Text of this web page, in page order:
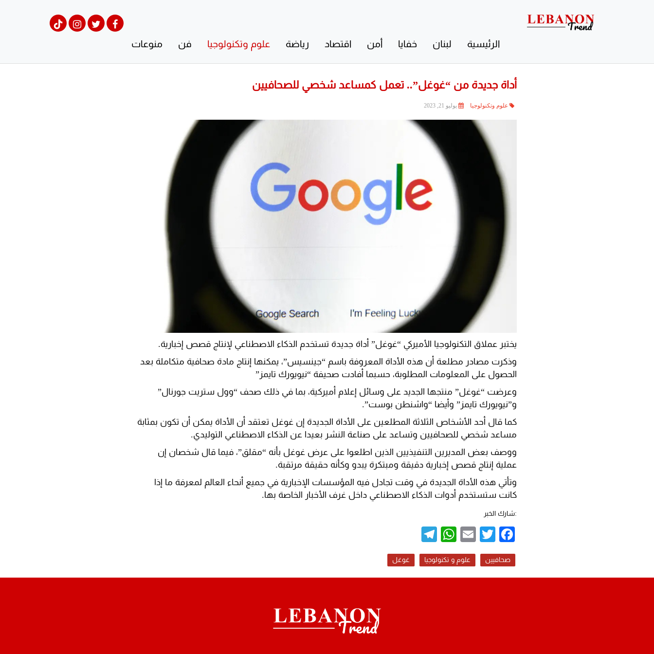
الرئيسية لبنان خفايا أمن اقتصاد رياضة علوم وتكنولوجيا فن منوعات
أداة جديدة من “غوغل”.. تعمل كمساعد شخصي للصحافيين
علوم وتكنولوجيا يوليو 21, 2023
يختبر عملاق التكنولوجيا الأميركي “غوغل” أداة جديدة تستخدم الذكاء الاصطناعي لإنتاج قصص إخبارية.
وذكرت مصادر مطلعة أن هذه الأداة المعروفة باسم “جينسيس”، يمكنها إنتاج مادة صحافية متكاملة بعد
الحصول على المعلومات المطلوبة، حسبما أفادت صحيفة “نيويورك تايمز”
وعرضت “غوغل” منتجها الجديد على وسائل إعلام أميركية، بما في ذلك صحف “وول ستريت جورنال”
و”نيويورك تايمز” وأيضا “واشنطن بوست”.
كما قال أحد الأشخاص الثلاثة المطلعين على الأداة الجديدة إن غوغل تعتقد أن الأداة يمكن أن تكون بمثابة
مساعد شخصي للصحافيين وتساعد على صناعة النشر بعيدا عن الذكاء الاصطناعي التوليدي.
ووصف بعض المديرين التنفيذيين الذين اطلعوا على عرض غوغل بأنه “مقلق”، فيما قال شخصان إن
عملية إنتاج قصص إخبارية دقيقة ومبتكرة يبدو وكأنه حقيقة مرتقبة.
وتأتي هذه الأداة الجديدة في وقت تجادل فيه المؤسسات الإخبارية في جميع أنحاء العالم لمعرفة ما إذا
كانت ستستخدم أدوات الذكاء الاصطناعي داخل غرف الأخبار الخاصة بها.
:شارك الخبر
Facebook
Twitter
Email
WhatsApp
صحافيين علوم و تكنولوجيا غوغل